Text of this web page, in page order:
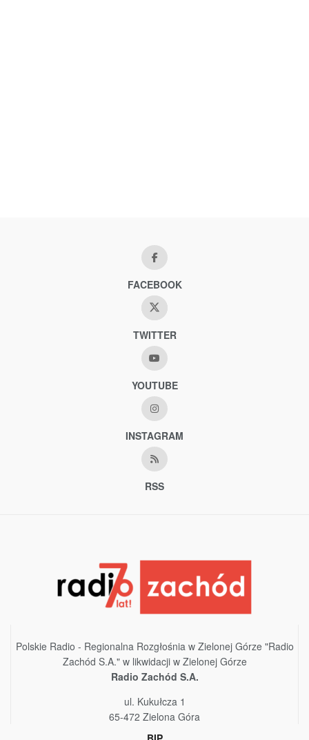
FACEBOOK
TWITTER
YOUTUBE
INSTAGRAM
RSS
Polskie Radio - Regionalna Rozgłośnia w Zielonej Górze "Radio
Zachód S.A." w likwidacji w Zielonej Górze
Radio Zachód S.A.
ul. Kukułcza 1
65-472 Zielona Góra